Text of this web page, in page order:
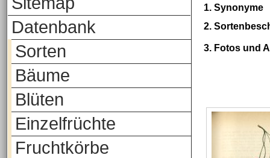
Datenbank
Sorten
Bäume
Blüten
Einzelfrüchte
Fruchtkörbe
1. Synonyme
2.
3. Fotos und